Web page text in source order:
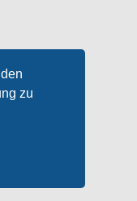
zu